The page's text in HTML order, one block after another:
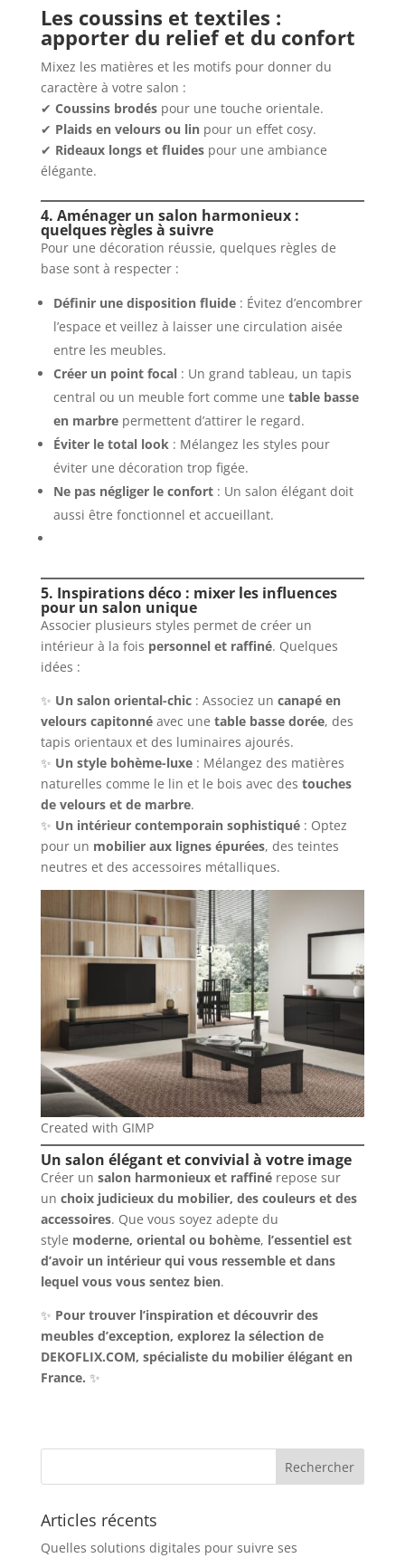
Les coussins et textiles :
apporter du relief et du confort
Mixez les matières et les motifs pour donner du
caractère à votre salon :
✔ Coussins brodéspour une touche orientale.
✔ Plaids en velours ou linpour un effet cosy.
✔ Rideaux longs et fluidespour une ambiance
élégante.
4. Aménager un salon harmonieux :
quelques règles à suivre
Pour une décoration réussie, quelques règles de
base sont à respecter :
Définir une disposition fluide: Évitez d’encombrer
l’espace et veillez à laisser une circulation aisée
entre les meubles.
Créer un point focal: Un grand tableau, un tapis
central ou un meuble fort comme une table basse
en marbrepermettent d’attirer le regard.
Éviter le total look: Mélangez les styles pour
éviter une décoration trop figée.
Ne pas négliger le confort: Un salon élégant doit
aussi être fonctionnel et accueillant.
5. Inspirations déco : mixer les influences
pour un salon unique
Associer plusieurs styles permet de créer un
intérieur à la fois personnel et raffiné. Quelques
idées :
✨ Un salon oriental-chic: Associez un canapé en
velours capitonnéavec une table basse dorée, des
tapis orientaux et des luminaires ajourés.
✨ Un style bohème-luxe: Mélangez des matières
naturelles comme le lin et le bois avec des touches
de velours et de marbre.
✨ Un intérieur contemporain sophistiqué: Optez
pour un mobilier aux lignes épurées, des teintes
neutres et des accessoires métalliques.
Created with GIMP
Un salon élégant et convivial à votre image
Créer un salon harmonieux et raffinérepose sur
un choix judicieux du mobilier, des couleurs et des
accessoires. Que vous soyez adepte du
style moderne, oriental ou bohème, l’essentiel est
d’avoir un intérieur qui vous ressemble et dans
lequel vous vous sentez bien.
✨ Pour trouver l’inspiration et découvrir des
meubles d’exception, explorez la sélection de
DEKOFLIX.COM, spécialiste du mobilier élégant en
France. ✨
Articles récents
Quelles solutions digitales pour suivre ses